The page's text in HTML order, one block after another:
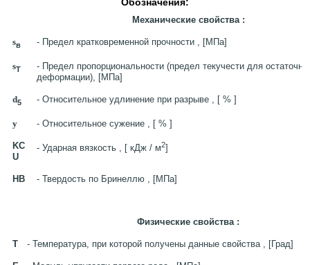
Механические свойства :
sв - Предел кратковременной прочности , [МПа]
sT
- Предел пропорциональности (предел текучести для
деформации), [МПа]
d5 - Относительное удлинение при разрыве , [ % ]
y - Относительное сужение , [ % ]
KC
U
- Ударная вязкость , [ кДж / м2]
HB - Твердость по Бринеллю , [МПа]
Физические свойства :
T - Температура, при которой получены данные свойства , [Град]